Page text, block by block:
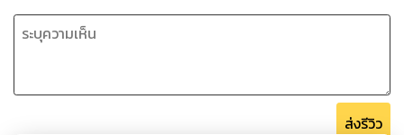
ส่งรีวิว